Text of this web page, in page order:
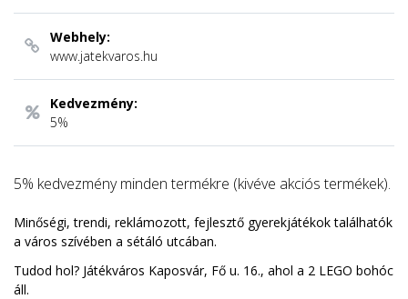
Webhely:
www.jatekvaros.hu
Kedvezmény:
5%
5% kedvezmény minden termékre (kivéve akciós termékek).
Minőségi, trendi, reklámozott, fejlesztő gyerekjátékok találhatók
a város szívében a sétáló utcában.
Tudod hol? Játékváros Kaposvár, Fő u. 16., ahol a 2 LEGO bohóc
áll.